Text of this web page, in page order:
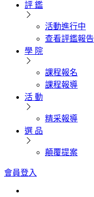
評 鑑
活動進行中
查看評鑑報告
學 院
課程報名
課程報導
活 動
精采報導
選 品
顛覆提案
會員登入